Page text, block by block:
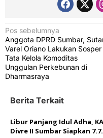
N
a
v
i
a
s
Pos sebelumnya
Anggota DPRD Sumbar,
Varel Oriano Lakukan Sosper
Tata Kelola Komoditas
Unggulan Perkebunan di
Dharmasraya
Berita Terkait
Libur Panjang Idul Adha,
Divre II Sumbar Siapkan